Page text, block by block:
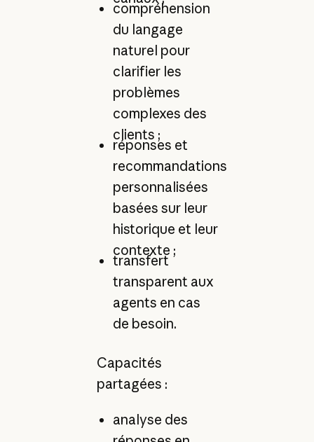
compréhension
du langage
naturel pour
clarifier les
problèmes
complexes des
clients ;
réponses et
recommandations
personnalisées
basées sur leur
historique et leur
contexte ;
transfert
transparent aux
agents en cas
de besoin.
Capacités
partagées :
analyse des